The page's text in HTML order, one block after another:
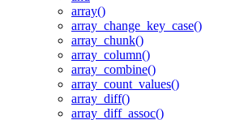
array()
array_change_key_case()
array_chunk()
array_column()
array_combine()
array_count_values()
array_diff()
array_diff_assoc()